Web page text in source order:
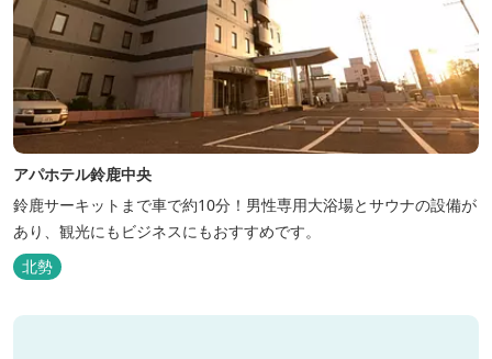
アパホテル鈴鹿中央
鈴鹿サーキットまで車で約10分！男性専用大浴場とサウナの設備が
あり、観光にもビジネスにもおすすめです。
北勢